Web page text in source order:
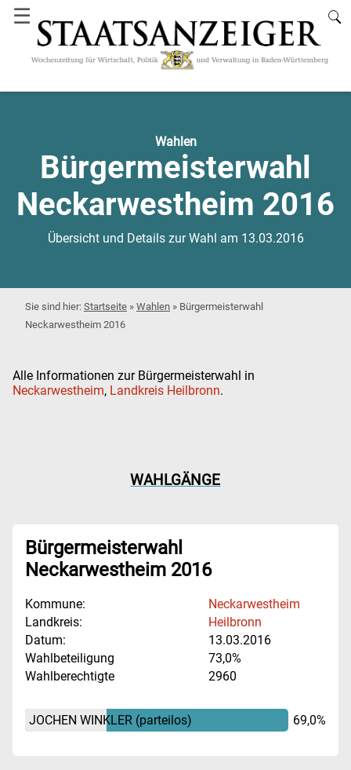
☰
Wahlen
Bürgermeisterwahl
Neckarwestheim 2016
Übersicht und Details zur Wahl am 13.03.2016
Startseite » Wahlen » Bürgermeisterwahl
Neckarwestheim 2016
Alle Informationen zur Bürgermeisterwahl in
Neckarwestheim, Landkreis Heilbronn.
WAHLGÄNGE
Bürgermeisterwahl
Neckarwestheim 2016
Kommune:
Neckarwestheim
Landkreis:
Heilbronn
Datum:
13.03.2016
Wahlbeteiligung
73,0%
Wahlberechtigte
2960
JOCHEN WINKLER (parteilos) 69,0%